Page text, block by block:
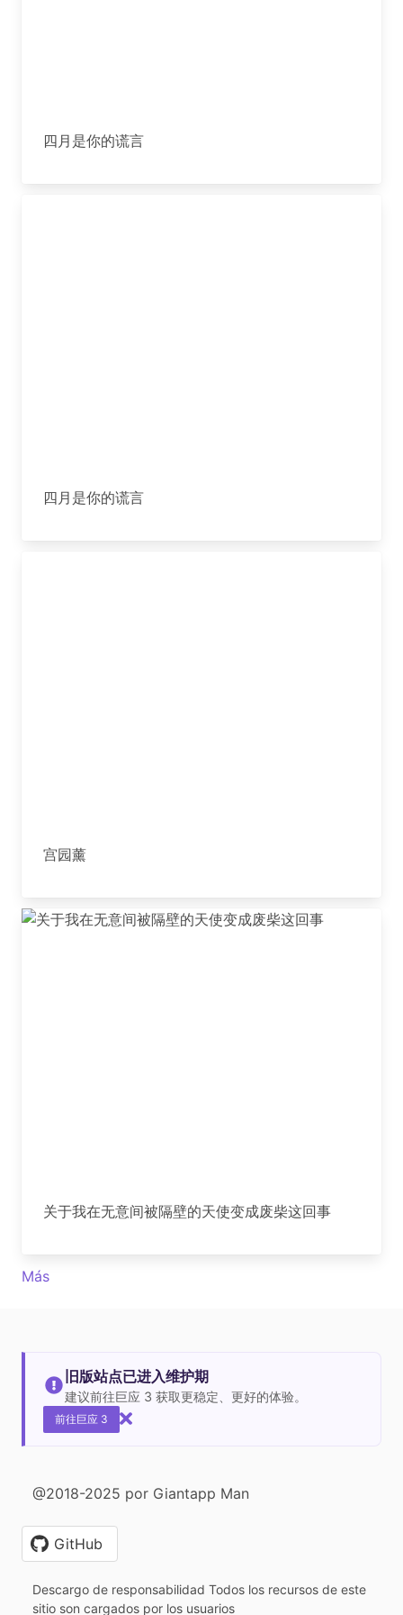
四月是你的谎言
四月是你的谎言
宫园薰
关于我在无意间被隔壁的天使变成废柴这回事
Más
旧版站点已进入维护期
建议前往巨应 3 获取更稳定、更好的体验。
前往巨应 3
@2018-2025 por Giantapp Man
GitHub
Descargo de responsabilidad Todos los recursos de este
sitio son cargados por los usuarios